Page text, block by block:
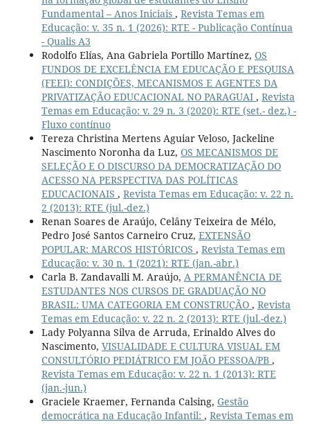
Fundamental – Anos Iniciais , Revista Temas em
Educação: v. 35 n. 1 (2026): RTE - Publicação Contínua
- Qualis A3
Rodolfo Elías, Ana Gabriela Portillo Martínez, OS
FUNDOS DE EXCELÊNCIA EM EDUCAÇÃO E PESQUISA
(FEEI): CONDIÇÕES, MECANISMOS E AGENTES DA
PRIVATIZAÇÃO EDUCACIONAL NO PARAGUAI , Revista
Temas em Educação: v. 29 n. 3 (2020): RTE (set.- dez.) -
Fluxo contínuo
Tereza Christina Mertens Aguiar Veloso, Jackeline
Nascimento Noronha da Luz, OS MECANISMOS DE
SELEÇÃO E O DISCURSO DA DEMOCRATIZAÇÃO DO
ACESSO NA PERSPECTIVA DAS POLÍTICAS
EDUCACIONAIS , Revista Temas em Educação: v. 22 n.
2 (2013): RTE (jul.-dez.)
Renan Soares de Araújo, Celâny Teixeira de Mélo,
Pedro José Santos Carneiro Cruz, EXTENSÃO
POPULAR: MARCOS HISTÓRICOS , Revista Temas em
Educação: v. 30 n. 1 (2021): RTE (jan.-abr.)
Carla B. Zandavalli M. Araújo, A PERMANÊNCIA DE
ESTUDANTES NOS CURSOS DE GRADUAÇÃO NO
BRASIL: UMA CATEGORIA EM CONSTRUÇÃO , Revista
Temas em Educação: v. 22 n. 2 (2013): RTE (jul.-dez.)
Lady Polyanna Silva de Arruda, Erinaldo Alves do
Nascimento, VISUALIDADE E CULTURA VISUAL EM
CONSULTÓRIO PEDIÁTRICO EM JOÃO PESSOA/PB ,
Revista Temas em Educação: v. 22 n. 1 (2013): RTE
(jan.-jun.)
Graciele Kraemer, Fernanda Calsing, Gestão
democrática na Educação Infantil: , Revista Temas em